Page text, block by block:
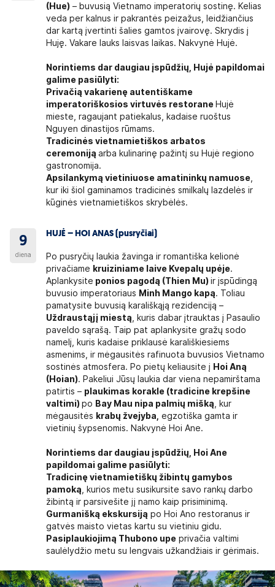
(Hue) – buvusią Vietnamo imperatorių sostinę. Kelias
veda per kalnus ir pakrantės peizažus, leidžiančius
dar kartą įvertinti šalies gamtos įvairovę. Skrydis į
Huję. Vakare lauks laisvas laikas. Nakvynė Hujė.
Norintiems dar daugiau įspūdžių, Hujė papildomai
galime pasiūlyti:
Privačią vakarienę autentiškame
imperatoriškosios virtuvės restorane Hujė
mieste, ragaujant patiekalus, kadaise ruoštus
Nguyen dinastijos rūmams.
Tradicinės vietnamietiškos arbatos
ceremonijąarba kulinarinę pažintį su Hujė regiono
gastronomija.
Apsilankymą vietiniuose amatininkų namuose
kur iki šiol gaminamos tradicinės smilkalų lazdelės ir
kūginės vietnamietiškos skrybėlės.
9
diena
HUJĖ – HOI ANAS (pusryčiai)
Po pusryčių laukia žavinga ir romantiška kelionė
privačiame kruiziniame laive Kvepalų upėje.
Aplankysite ponios pagodą (Thien Mu)ir įspūdingą
buvusio imperatoriaus Minh Mango kapą. Toliau
pamatysite buvusią karališkąją rezidenciją –
Uždraustąjį miestą , kuris dabar įtrauktas į Pasaulio
paveldo sąrašą. Taip pat aplankysite gražų sodo
namelį, kuris kadaise priklausė karališkiesiems
asmenims, ir mėgausitės rafinuota buvusios Vietnamo
sostinės atmosfera. Po pietų keliausite į Hoi Aną
(Hoian). Pakeliui Jūsų laukia dar viena nepamirštama
patirtis – plaukimas korakle (tradicine krepšine
valtimi)po Bay Mau nipa palmių mišką , kur
mėgausitės krabų žvejyba, egzotiška gamta ir
vietinių šypsenomis. Nakvynė Hoi Ane.
Norintiems dar daugiau įspūdžių, Hoi Ane
papildomai galime pasiūlyti:
Tradicinę vietnamietiškų žibintų gamybos
pamoką , kurios metu susikursite savo rankų darbo
žibintą ir parsivešite jį namo kaip prisiminimą.
Gurmanišką ekskursiją po Hoi Ano restoranus ir
gatvės maisto vietas kartu su vietiniu gidu.
Pasiplaukiojimą Thubono upe privačia valtimi
saulėlydžio metu su lengvais užkandžiais ir gėrimais.